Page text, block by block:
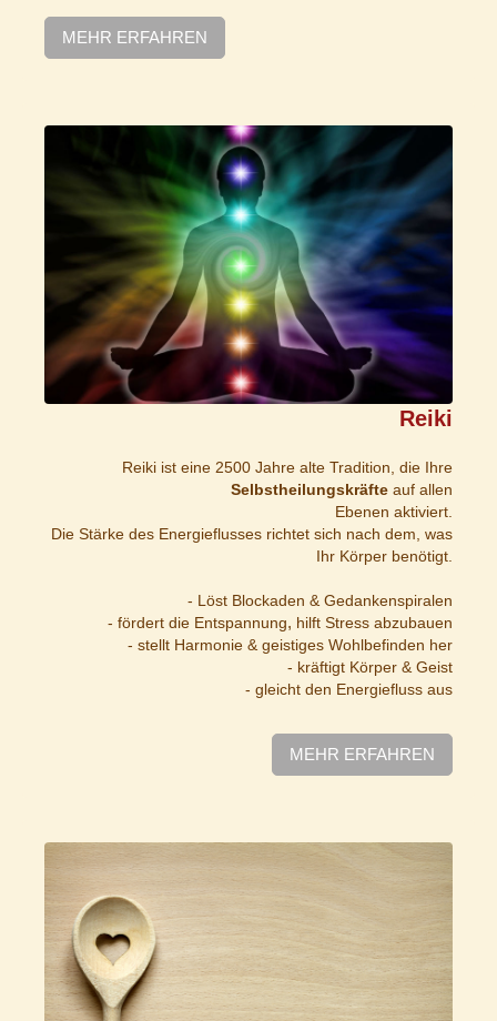
MEHR ERFAHREN
Reiki
Reiki ist eine 2500 Jahre alte Tradition, die Ihre
Selbstheilungskräfte auf allen
Ebenen aktiviert.
Die Stärke des Energieflusses richtet sich nach dem, was
Ihr Körper benötigt.
- Löst Blockaden & Gedankenspiralen
- fördert die Entspannung, hilft Stress abzubauen
- stellt Harmonie & geistiges Wohlbefinden her
- kräftigt Körper & Geist
- gleicht den Energiefluss aus
MEHR ERFAHREN